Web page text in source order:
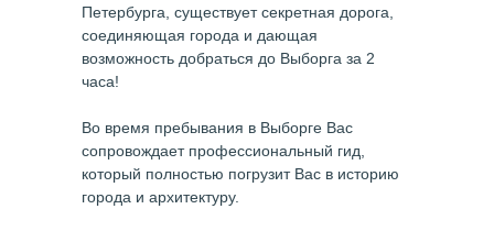
Петербурга, существует секретная дорога,
соединяющая города и дающая
возможность добраться до Выборга за 2
часа!
Во время пребывания в Выборге Вас
сопровождает профессиональный гид,
который полностью погрузит Вас в историю
города и архитектуру.